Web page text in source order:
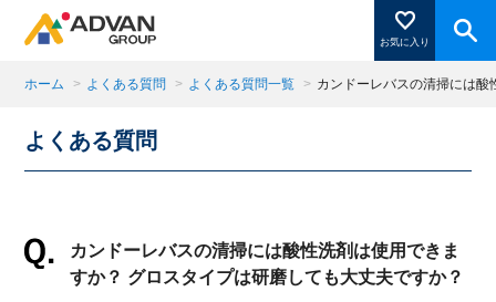
お気に入り
商品ページにある「お気に入り登録」を押すと登録した
商品がここに表示されます。
閉じる
ホーム > よくある質問 > よくある質問一覧 > カンドーレバスの清掃には
よくある質問
カンドーレバスの清掃には酸性洗剤は使用できま
すか？ グロスタイプは研磨しても大丈夫ですか？